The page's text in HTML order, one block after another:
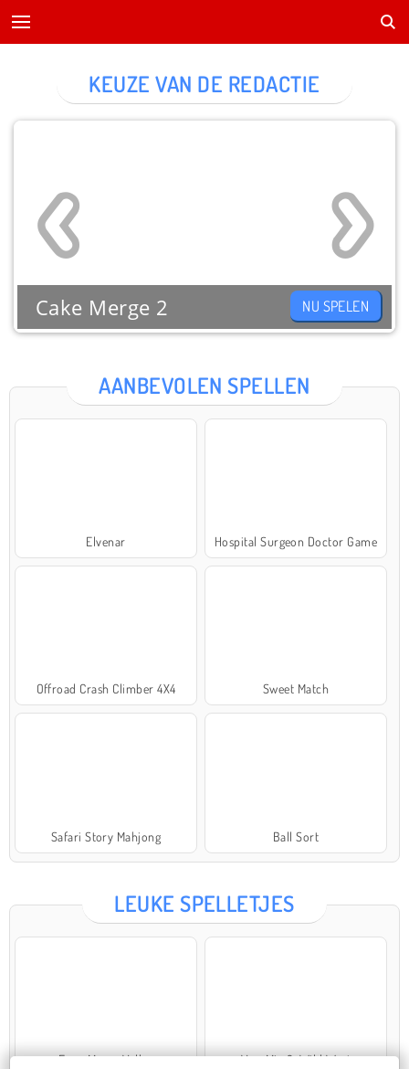
AANBEVOLEN SPELLEN
Elvenar Hospital Surgeon Doctor Game
Offroad Crash Climber 4X4 Sweet Match
Safari Story Mahjong Ball Sort
KEUZE VAN DE REDACTIE
Cake Merge 2 NU SPELEN
LEUKE SPELLETJES
Farm Merge Valley VegaMix 2: Wild West